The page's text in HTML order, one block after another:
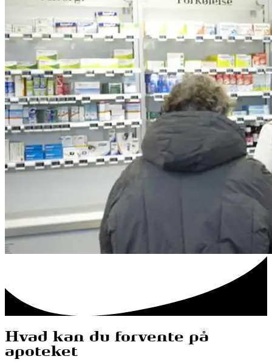
Hvad kan du forvente på
apoteket